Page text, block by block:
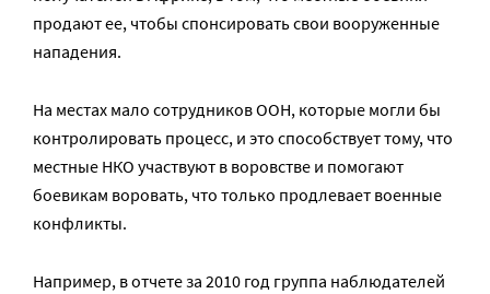
продают ее, чтобы спонсировать свои вооруженные
нападения.
На местах мало сотрудников ООН, которые могли бы
контролировать процесс, и это способствует тому, что
местные НКО участвуют в воровстве и помогают
боевикам воровать, что только продлевает военные
конфликты.
Например, в отчете за 2010 год группа наблюдателей